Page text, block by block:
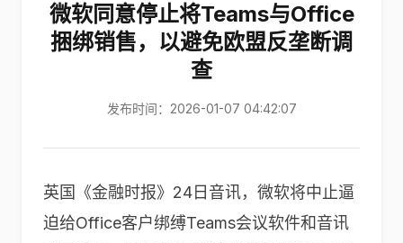
微软同意停止将Teams与Office
捆绑销售，以避免欧盟反垄断调
查
发布时间：2026-01-07 04:42:07
英国《金融时报》24日音讯，微软将中止逼
迫给Office客户绑缚Teams会议软件和音讯